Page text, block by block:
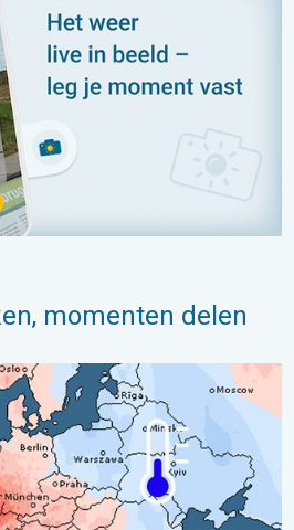
momenten delen
juli. Tweedeling Europa. . .